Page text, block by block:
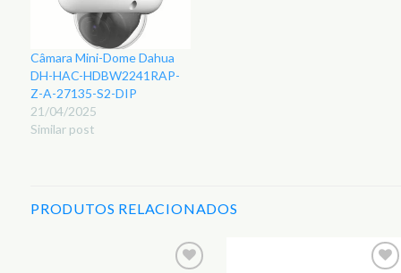
Câmara Mini-Dome Dahua
DH-HAC-HDBW2241RAP-
Z-A-27135-S2-DIP
21/04/2025
Similar post
PRODUTOS RELACIONADOS